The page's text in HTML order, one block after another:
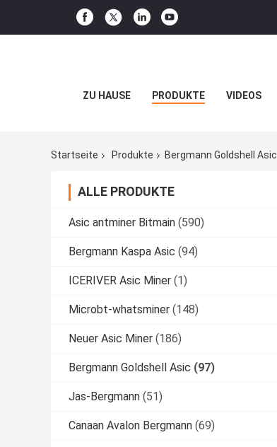
ZU HAUSE PRODUKTE VIDEOS
Startseite Produkte Bergmann Goldshell Asic
ALLE PRODUKTE
Asic antminer Bitmain (590)
Bergmann Kaspa Asic (94)
ICERIVER Asic Miner (1)
Microbt-whatsminer (148)
Neuer Asic Miner (186)
Bergmann Goldshell Asic (97)
Jas-Bergmann (51)
Canaan Avalon Bergmann (69)